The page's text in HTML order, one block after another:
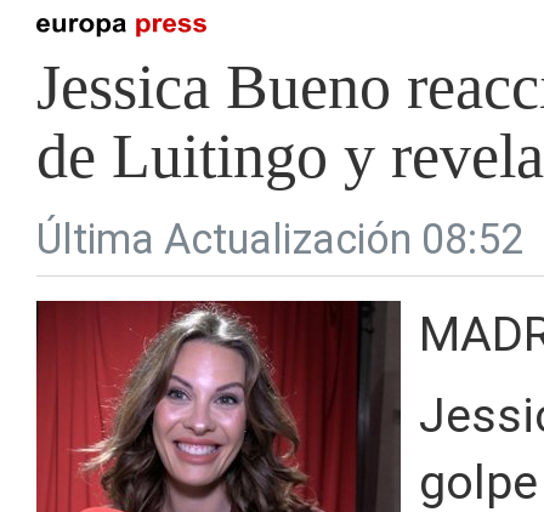
Jessica Bueno
de Luitingo y
Última Actualización 08:52